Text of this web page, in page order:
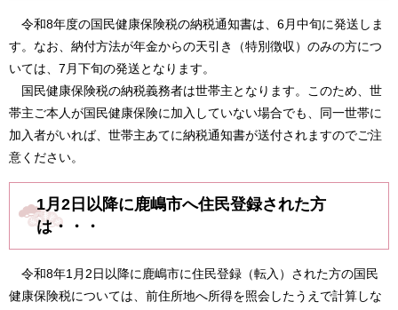
令和8年度の国民健康保険税の納税通知書は、6月中旬に発送しま
す。なお、納付方法が年金からの天引き（特別徴収）のみの方につ
いては、7月下旬の発送となります。
国民健康保険税の納税義務者は世帯主となります。このため、世
帯主ご本人が国民健康保険に加入していない場合でも、同一世帯に
加入者がいれば、世帯主あてに納税通知書が送付されますのでご注
意ください。
1月2日以降に鹿嶋市へ住民登録された方
は・・・
令和8年1月2日以降に鹿嶋市に住民登録（転入）された方の国民
健康保険税については、前住所地へ所得を照会したうえで計算しな